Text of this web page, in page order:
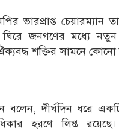
ভারপ্রাপ্ত চেয়ারম্যান
জনগণের মধ্যে নতুন
শক্তির সামনে কোনো
দীর্ঘদিন ধরে
হরণে লিপ্ত